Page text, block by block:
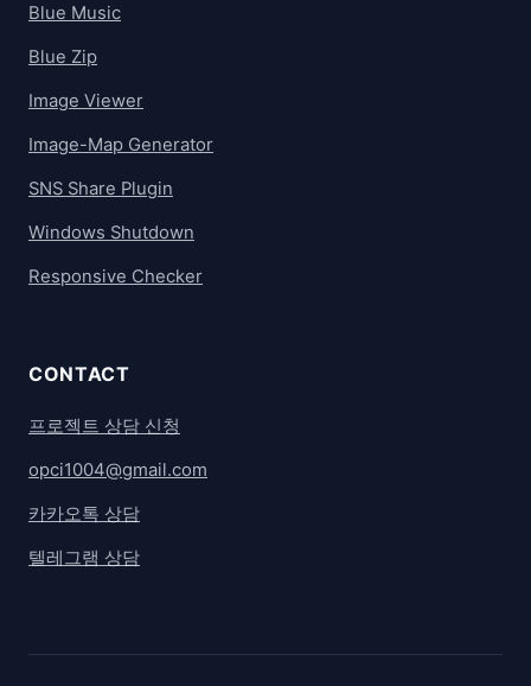
Blue Music
Blue Zip
Image Viewer
Image-Map Generator
SNS Share Plugin
Windows Shutdown
Responsive Checker
CONTACT
프로젝트 상담 신청
opci1004@gmail.com
카카오톡 상담
텔레그램 상담